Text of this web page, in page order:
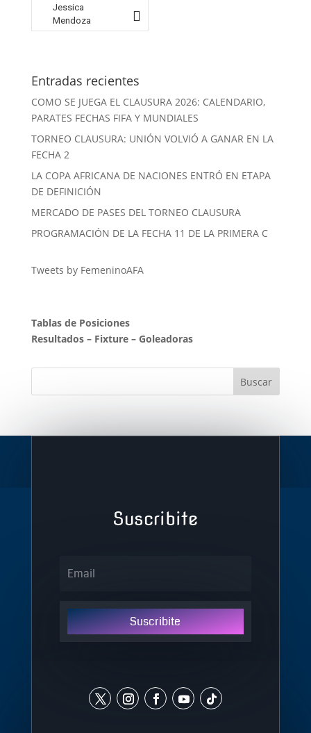
Jessica
Mendoza
Entradas recientes
COMO SE JUEGA EL CLAUSURA 2026: CALENDARIO,
PARATES FECHAS FIFA Y MUNDIALES
TORNEO CLAUSURA: UNIÓN VOLVIÓ A GANAR EN LA
FECHA 2
LA COPA AFRICANA DE NACIONES ENTRÓ EN ETAPA
DE DEFINICIÓN
MERCADO DE PASES DEL TORNEO CLAUSURA
PROGRAMACIÓN DE LA FECHA 11 DE LA PRIMERA C
Tweets by FemeninoAFA
Tablas de Posiciones
Resultados– Fixture– Goleadoras
Suscribite
Suscribite